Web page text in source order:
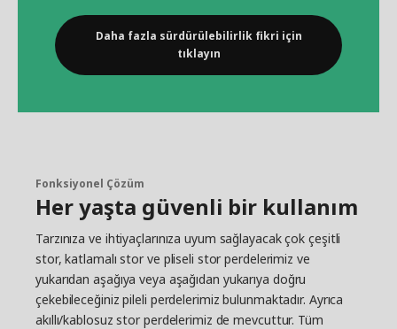
Daha fazla sürdürülebilirlik fikri için
tıklayın
Fonksiyonel Çözüm
Her yaşta güvenli bir kullanım
Tarzınıza ve ihtiyaçlarınıza uyum sağlayacak çok çeşitli
stor, katlamalı stor ve pliseli stor perdelerimiz ve
yukarıdan aşağıya veya aşağıdan yukarıya doğru
çekebileceğiniz pileli perdelerimiz bulunmaktadır. Ayrıca
akıllı/kablosuz stor perdelerimiz de mevcuttur. Tüm